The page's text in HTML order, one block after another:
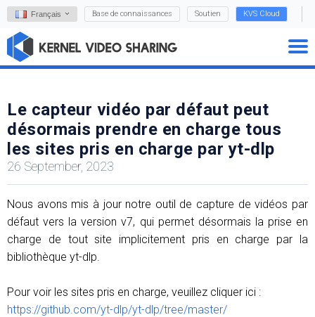
Français Base de connaissances Soutien KVS Cloud
Le capteur vidéo par défaut peut
désormais prendre en charge tous
les sites pris en charge par yt-dlp
26 September, 2023
Nous avons mis à jour notre outil de capture de vidéos par
défaut vers la version v7, qui permet désormais la prise en
charge de tout site implicitement pris en charge par la
bibliothèque yt-dlp.
Pour voir les sites pris en charge, veuillez cliquer ici :
https://github.com/yt-dlp/yt-dlp/tree/master/